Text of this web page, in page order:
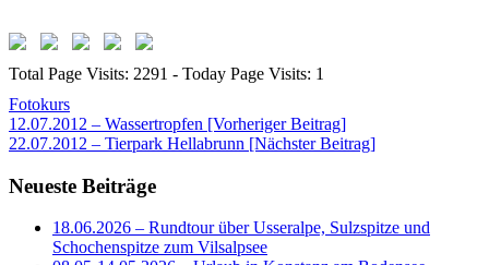
Total Page Visits: 2291 - Today Page Visits: 1
Fotokurs
Beitragsnavigation
12.07.2012 – Wassertropfen [Vorheriger Beitrag]
22.07.2012 – Tierpark Hellabrunn [Nächster Beitrag]
Neueste Beiträge
18.06.2026 – Rundtour über Usseralpe, Sulzspitze und
Schochenspitze zum Vilsalpsee